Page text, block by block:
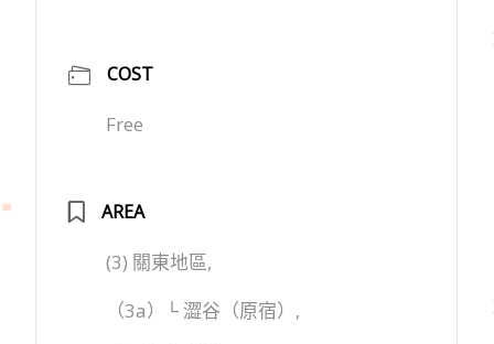
COST
Free
AREA
(3) 關東地區,
（3a）└ 澀谷（原宿）,